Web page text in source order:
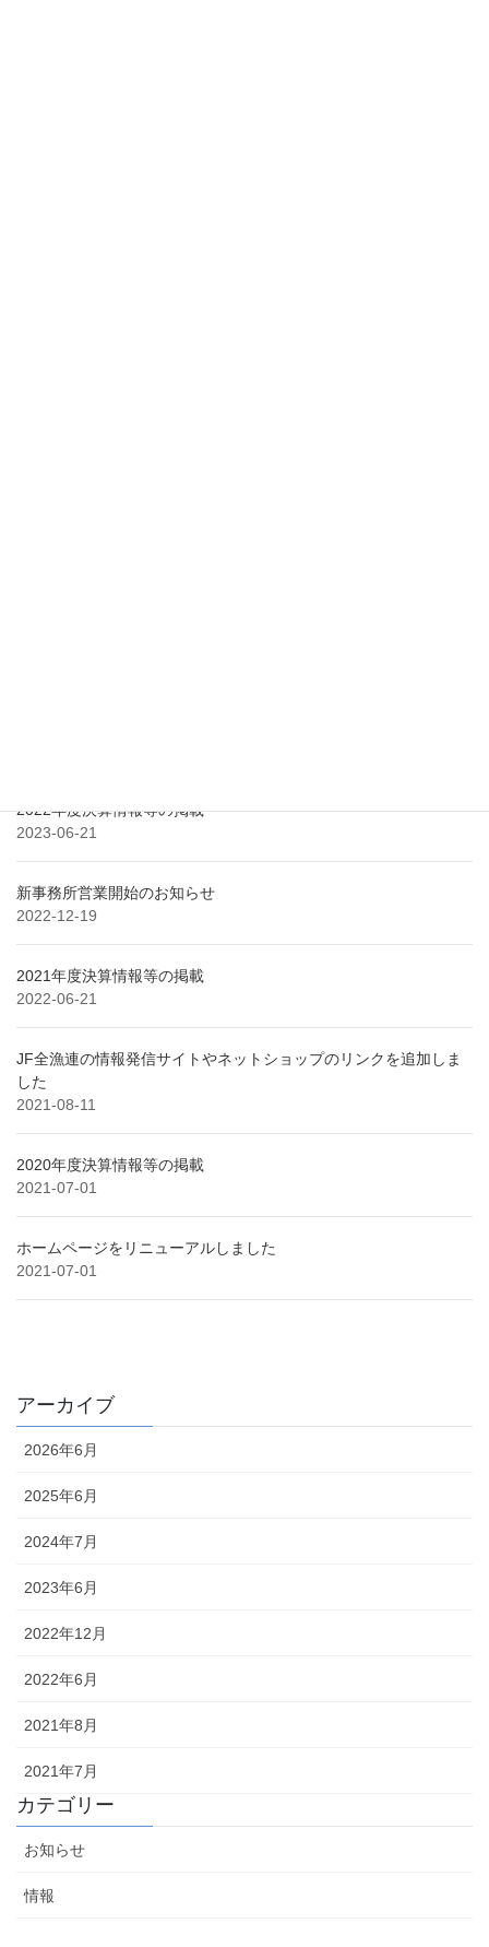
2022年度決算情報等の掲載
2023-06-21
新事務所営業開始のお知らせ
2022-12-19
2021年度決算情報等の掲載
2022-06-21
JF全漁連の情報発信サイトやネットショップのリンクを追加しま
した
2021-08-11
2020年度決算情報等の掲載
2021-07-01
ホームページをリニューアルしました
2021-07-01
アーカイブ
2026年6月
2025年6月
2024年7月
2023年6月
2022年12月
2022年6月
2021年8月
2021年7月
カテゴリー
お知らせ
情報